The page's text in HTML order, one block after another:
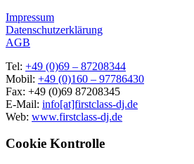
Impressum
Datenschutzerklärung
AGB
Tel: +49 (0)69 – 87208344
Mobil: +49 (0)160 – 97786430
Fax: +49 (0)69 87208345
E-Mail: info[at]firstclass-dj.de
Web: www.firstclass-dj.de
Cookie Kontrolle